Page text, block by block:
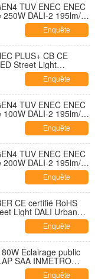
TUV ENEC ENEC
250W DALI-2 195lm/W
de prise NEMA 7
sans outil et
10KV
Enquête
maintenant
PLUS+ CB CE
Street Light
Shorting Cap et
outil et sans
Enquête
maintenant
TUV ENEC ENEC
100W DALI-2 195lm/W
douille NEMA 7
Conception à
Enquête
maintenant
TUV ENEC ENEC
200W DALI-2 195lm/W
douille NEMA 7
Conception à
Enquête
maintenant
CE certifié RoHS
Light DALI Urban
IP66 Design
Enquête
maintenant
Éclairage public
SAA INMETRO
ans Conception
Enquête